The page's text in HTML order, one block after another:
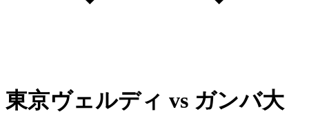
東京ヴェルディ vs ガンバ大